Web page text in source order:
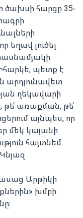
ծախսի հարցը 35-
եղավ լուծել
պետք է
արդյունավետ
ղեկավարի
թե՛ առաքման, թե՛
այնպես, որ
մեկ կայանի
հայտնեմ
ասաց Արթիկի
խմբի